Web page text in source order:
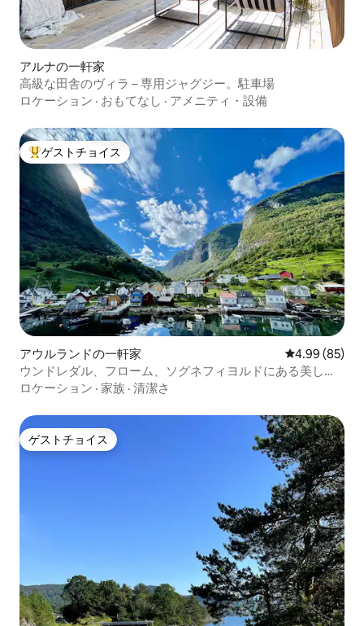
アルナの一軒家
高級な田舎のヴィラ – 専用ジャグジー。駐車場
ロケーション · おもてなし · アメニティ・設備
大好評のゲストチョイスです。
ゲストチョイス
アウルランドの一軒家 レビュー85
4.99 (85)
ウンドレダル、フローム、ソグネフィヨルドにある美しい
家です。
ロケーション · 家族 · 清潔さ
ゲストチョイス
ゲストチョイス